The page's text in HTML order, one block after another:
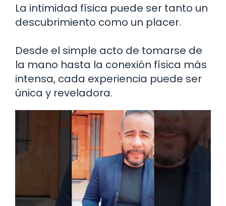
La intimidad física puede ser tanto un
descubrimiento como un placer.
Desde el simple acto de tomarse de
la mano hasta la conexión física más
intensa, cada experiencia puede ser
única y reveladora.